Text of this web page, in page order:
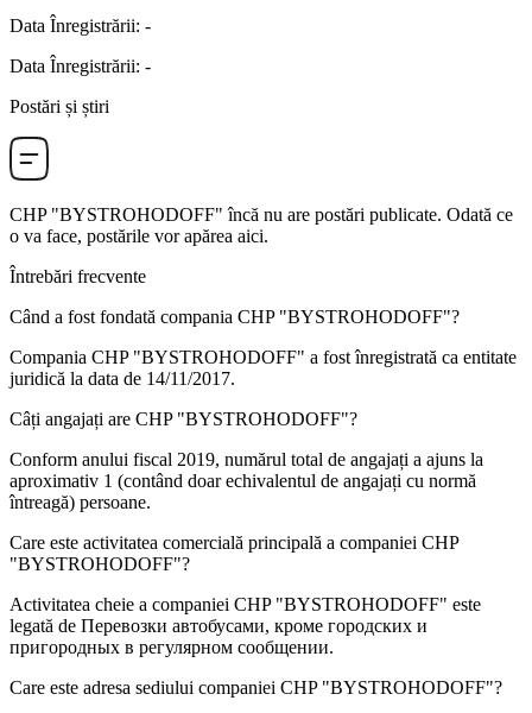
Data Înregistrării: -
Data Înregistrării: -
Postări și știri
CHP "BYSTROHODOFF" încă nu are postări publicate. Odată ce
o va face, postările vor apărea aici.
Întrebări frecvente
Când a fost fondată compania CHP "BYSTROHODOFF"?
Compania CHP "BYSTROHODOFF" a fost înregistrată ca entitate
juridică la data de 14/11/2017.
Câți angajați are CHP "BYSTROHODOFF"?
Conform anului fiscal 2019, numărul total de angajați a ajuns la
aproximativ 1 (contând doar echivalentul de angajați cu normă
întreagă) persoane.
Care este activitatea comercială principală a companiei CHP
"BYSTROHODOFF"?
Activitatea cheie a companiei CHP "BYSTROHODOFF" este
legată de Перевозки автобусами, кроме городских и
пригородных в регулярном сообщении.
Care este adresa sediului companiei CHP "BYSTROHODOFF"?